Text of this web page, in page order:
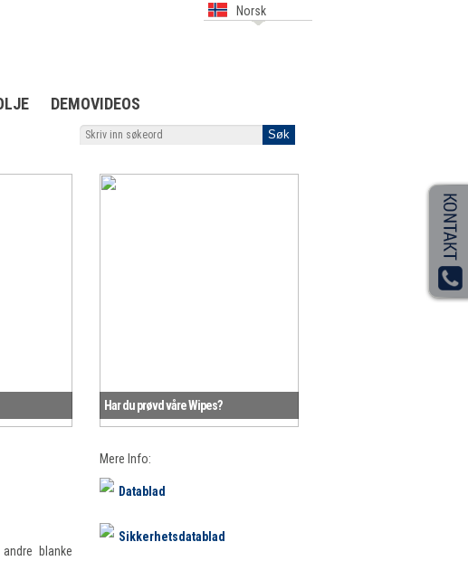
Norsk
DEMOVIDEOS
blanke
Har du prøvd våre Wipes?
Mere Info:
Datablad
Sikkerhetsdatablad